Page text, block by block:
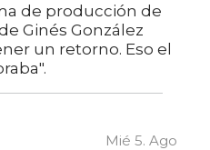
de producción de
Ginés González
un retorno. Eso el
Mié 5. Ago